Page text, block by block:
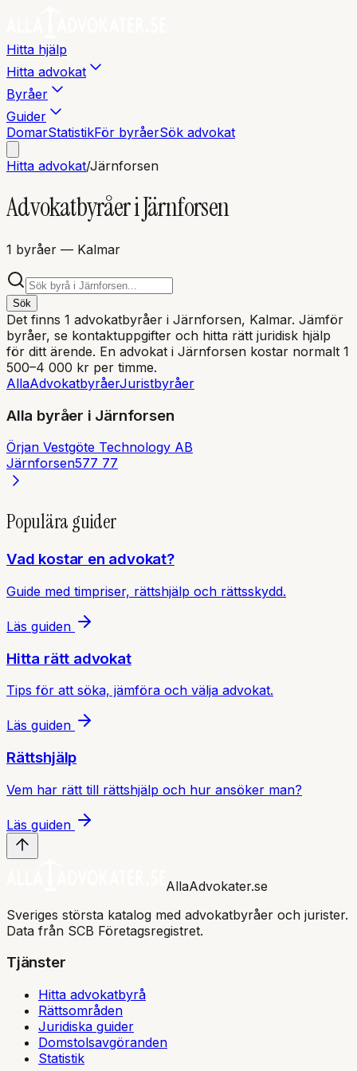
Hitta hjälp
Hitta advokat
Byråer
Guider
DomarStatistikFör byråerSök advokat
Hitta advokat/Järnforsen
Advokatbyråer iJärnforsen
1 byråer — Kalmar
Sök
Det finns 1 advokatbyråer i Järnforsen, Kalmar. Jämför
byråer, se kontaktuppgifter och hitta rätt juridisk hjälp
för ditt ärende. En advokat i Järnforsen kostar normalt 1
500–4 000 kr per timme.
AllaAdvokatbyråerJuristbyråer
Alla byråer i Järnforsen
Örjan Vestgöte Technology AB
Järnforsen577 77
Populära guider
Vad kostar en advokat?
Guide med timpriser, rättshjälp och rättsskydd.
Läs guiden
Hitta rätt advokat
Tips för att söka, jämföra och välja advokat.
Läs guiden
Rättshjälp
Vem har rätt till rättshjälp och hur ansöker man?
Läs guiden
AllaAdvokater.se
Sveriges största katalog med advokatbyråer och jurister.
Data från SCB Företagsregistret.
Tjänster
Hitta advokatbyrå
Rättsområden
Juridiska guider
Domstolsavgöranden
Statistik